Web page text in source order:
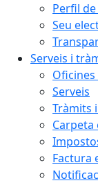
Perfil
Seu
Serveis i
Serveis
Tràmits
Carpeta
Factura